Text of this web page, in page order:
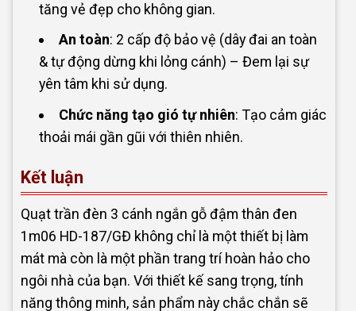
tăng vẻ đẹp cho không gian.
An toàn: 2 cấp độ bảo vệ (dây đai an toàn
& tự động dừng khi lỏng cánh) – Đem lại sự
yên tâm khi sử dụng.
Chức năng tạo gió tự nhiên: Tạo cảm giác
thoải mái gần gũi với thiên nhiên.
Kết luận
Quạt trần đèn 3 cánh ngắn gỗ đậm thân đen
1m06 HD-187/GĐ không chỉ là một thiết bị làm
mát mà còn là một phần trang trí hoàn hảo cho
ngôi nhà của bạn. Với thiết kế sang trọng, tính
năng thông minh, sản phẩm này chắc chắn sẽ